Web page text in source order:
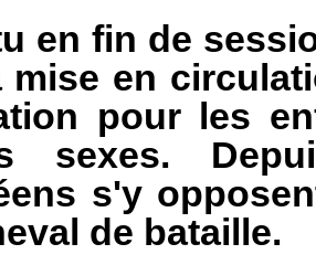
en fin de
mise en
pour les
sexes.
s'y
de bataille.